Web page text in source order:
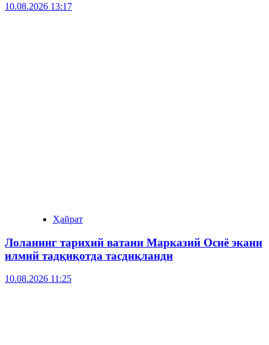
10.08.2026 13:17
Ҳайрат
Лоланинг тарихий ватани Марказий Осиё экани
илмий тадқиқотда тасдиқланди
10.08.2026 11:25